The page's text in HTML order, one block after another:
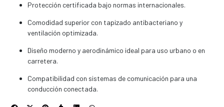
Protección certificada bajo normas internacionales.
Comodidad superior con tapizado antibacteriano y
ventilación optimizada.
Diseño moderno y aerodinámico ideal para uso urbano o en
carretera.
Compatibilidad con sistemas de comunicación para una
conducción conectada.